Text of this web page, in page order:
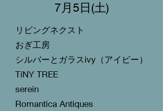
7月5日(土)
リビングネクスト
おぎ工房
シルバーとガラスivy（アイビー）
TiNY TREE
serein
Romantica Antiques